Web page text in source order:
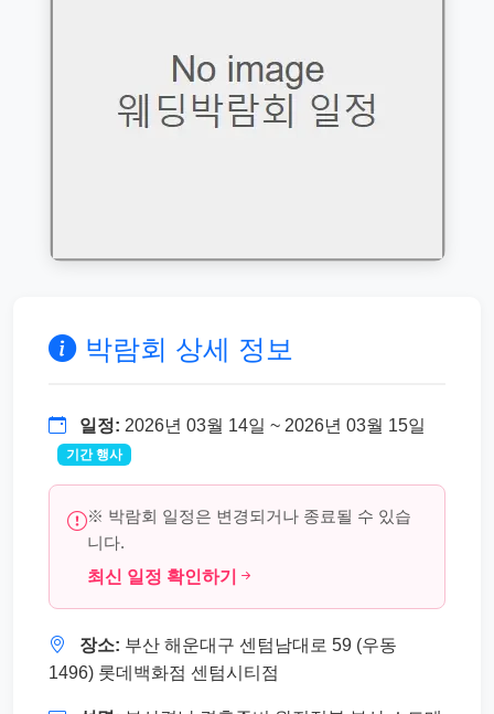
박람회 상세 정보
일정: 2026년 03월 14일 ~ 2026년 03월 15일
기간 행사
※ 박람회 일정은 변경되거나 종료될 수 있습
니다.
최신 일정 확인하기
장소: 부산 해운대구 센텀남대로 59 (우동
1496) 롯데백화점 센텀시티점